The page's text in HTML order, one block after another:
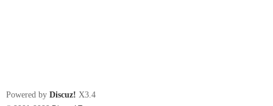
Powered by Discuz! X3.4